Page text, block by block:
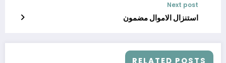
Next post
استنزال الاموال مضمون
RELATED POSTS